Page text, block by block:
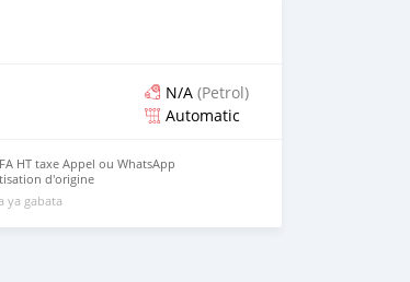
N/A (Petrol)
Automatic
HT taxe Appel ou WhatsApp
d'origine
ya gabata